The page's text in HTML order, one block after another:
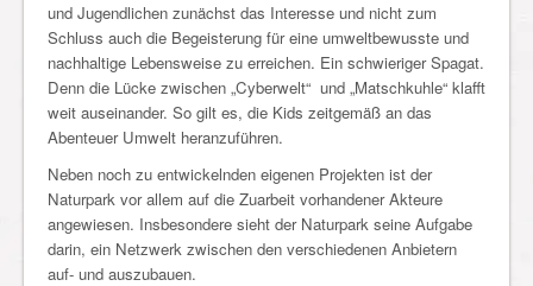
und Jugendlichen zunächst das Interesse und nicht zum
Schluss auch die Begeisterung für eine umweltbewusste und
nachhaltige Lebensweise zu erreichen. Ein schwieriger Spagat.
Denn die Lücke zwischen „Cyberwelt“ und „Matschkuhle“ klafft
weit auseinander. So gilt es, die Kids zeitgemäß an das
Abenteuer Umwelt heranzuführen.
Neben noch zu entwickelnden eigenen Projekten ist der
Naturpark vor allem auf die Zuarbeit vorhandener Akteure
angewiesen. Insbesondere sieht der Naturpark seine Aufgabe
darin, ein Netzwerk zwischen den verschiedenen Anbietern
auf- und auszubauen.